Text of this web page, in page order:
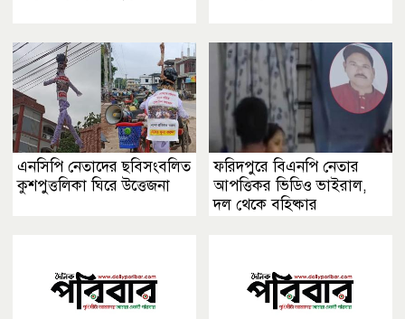
এনসিপি নেতাদের ছবিসংবলিত
কুশপুত্তলিকা ঘিরে উত্তেজনা
ফরিদপুরে বিএনপি নেতার
আপত্তিকর ভিডিও ভাইরাল,
দল থেকে বহিষ্কার